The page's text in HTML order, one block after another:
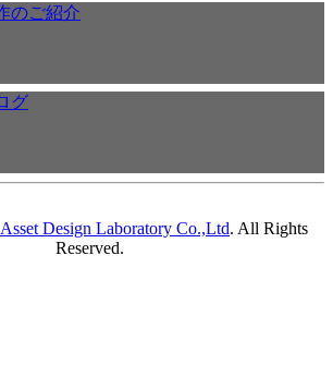
Asset Design Laboratory Co.,Ltd. All Rights
Reserved.